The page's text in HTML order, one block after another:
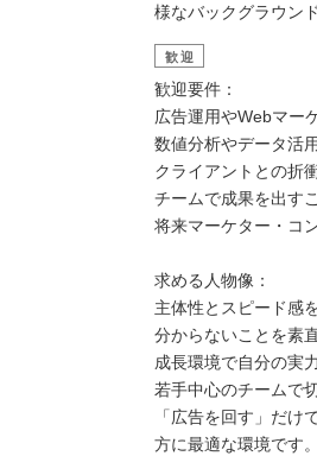
様なバックグラウン
歓迎
歓迎要件：
広告運用やWebマー
数値分析やデータ活
クライアントとの折
チームで成果を出す
将来マーケター・コ
求める人物像：
主体性とスピード感
分からないことを素
成長環境で自分の実
若手中心のチームで
「広告を回す」だ
方に最適な環境です。